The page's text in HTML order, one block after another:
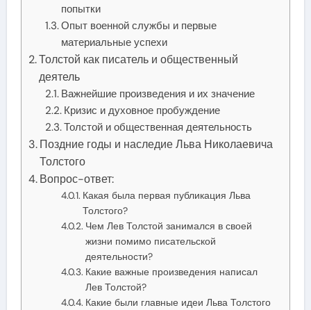
попытки
Опыт военной службы и первые
материальные успехи
Толстой как писатель и общественный
деятель
Важнейшие произведения и их значение
Кризис и духовное пробуждение
Толстой и общественная деятельность
Поздние годы и наследие Льва Николаевича
Толстого
Вопрос-ответ:
Какая была первая публикация Льва
Толстого?
Чем Лев Толстой занимался в своей
жизни помимо писательской
деятельности?
Какие важные произведения написал
Лев Толстой?
Какие были главные идеи Льва Толстого